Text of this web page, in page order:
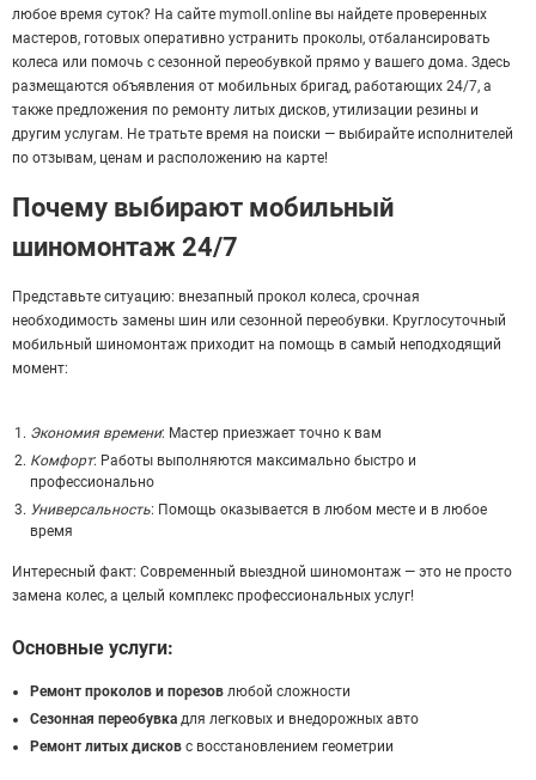
любое время суток? На сайте mymoll.online вы найдете проверенных
мастеров, готовых оперативно устранить проколы, отбалансировать
колеса или помочь с сезонной переобувкой прямо у вашего дома. Здесь
размещаются объявления от мобильных бригад, работающих 24/7, а
также предложения по ремонту литых дисков, утилизации резины и
другим услугам. Не тратьте время на поиски — выбирайте исполнителей
по отзывам, ценам и расположению на карте!
Почему выбирают мобильный
шиномонтаж 24/7
Представьте ситуацию: внезапный прокол колеса, срочная
необходимость замены шин или сезонной переобувки. Круглосуточный
мобильный шиномонтаж приходит на помощь в самый неподходящий
момент:
Экономия времени: Мастер приезжает точно к вам
Комфорт: Работы выполняются максимально быстро и
профессионально
Универсальность: Помощь оказывается в любом месте и в любое
время
Интересный факт: Современный выездной шиномонтаж — это не просто
замена колес, а целый комплекс профессиональных услуг!
Основные услуги:
Ремонт проколов и порезов любой сложности
Сезонная переобувка для легковых и внедорожных авто
Ремонт литых дисков с восстановлением геометрии